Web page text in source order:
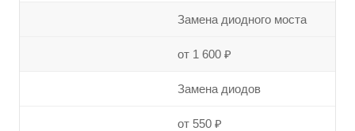
Замена диодного моста
от 1 600 ₽
Замена диодов
от 550 ₽